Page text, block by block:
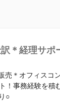
＊経理サポ
売＊オフィスコ
！事務経験を積
○